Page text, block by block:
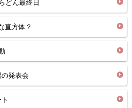
どん最終日
直方体？
発表会